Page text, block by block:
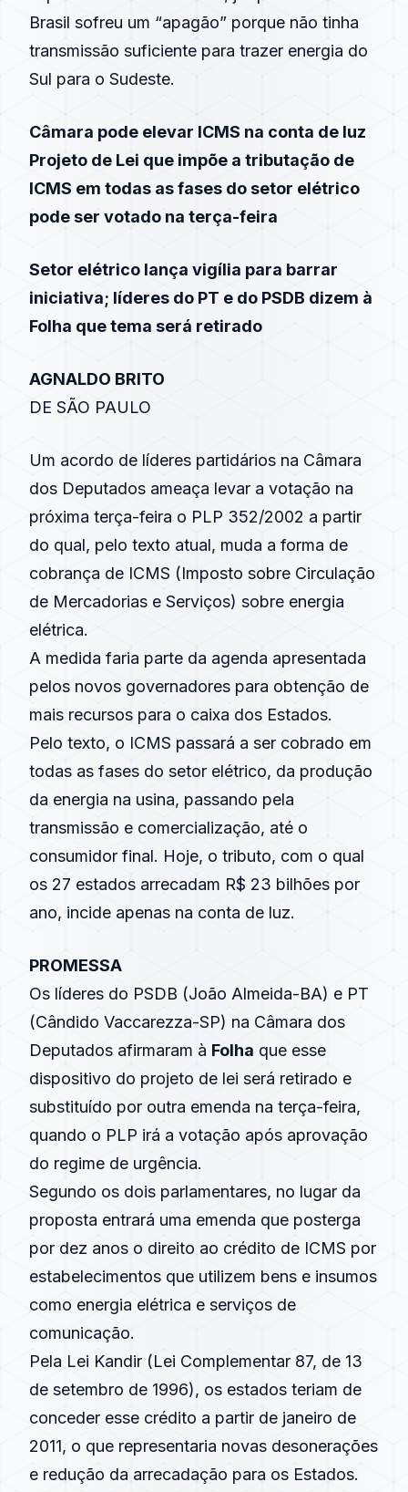
Brasil sofreu um “apagão” porque não tinha
transmissão suficiente para trazer energia do
Sul para o Sudeste.
Câmara pode elevar ICMS na conta de luz
Projeto de Lei que impõe a tributação de
ICMS em todas as fases do setor elétrico
pode ser votado na terça-feira
Setor elétrico lança vigília para barrar
iniciativa; líderes do PT e do PSDB dizem à
Folha que tema será retirado
AGNALDO BRITO
DE SÃO PAULO
Um acordo de líderes partidários na Câmara
dos Deputados ameaça levar a votação na
próxima terça-feira o PLP 352/2002 a partir
do qual, pelo texto atual, muda a forma de
cobrança de ICMS (Imposto sobre Circulação
de Mercadorias e Serviços) sobre energia
elétrica.
A medida faria parte da agenda apresentada
pelos novos governadores para obtenção de
mais recursos para o caixa dos Estados.
Pelo texto, o ICMS passará a ser cobrado em
todas as fases do setor elétrico, da produção
da energia na usina, passando pela
transmissão e comercialização, até o
consumidor final. Hoje, o tributo, com o qual
os 27 estados arrecadam R$ 23 bilhões por
ano, incide apenas na conta de luz.
PROMESSA
Os líderes do PSDB (João Almeida-BA) e PT
(Cândido Vaccarezza-SP) na Câmara dos
Deputados afirmaram à Folha que esse
dispositivo do projeto de lei será retirado e
substituído por outra emenda na terça-feira,
quando o PLP irá a votação após aprovação
do regime de urgência.
Segundo os dois parlamentares, no lugar da
proposta entrará uma emenda que posterga
por dez anos o direito ao crédito de ICMS por
estabelecimentos que utilizem bens e insumos
como energia elétrica e serviços de
comunicação.
Pela Lei Kandir (Lei Complementar 87, de 13
de setembro de 1996), os estados teriam de
conceder esse crédito a partir de janeiro de
2011, o que representaria novas desonerações
e redução da arrecadação para os Estados.